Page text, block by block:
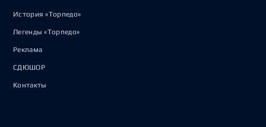
История «Торпедо»
Легенды «Торпедо»
Реклама
СДЮШОР
Контакты